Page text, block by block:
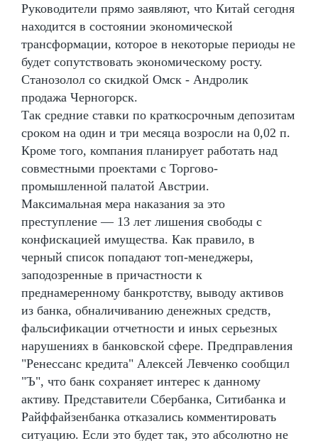
Руководители прямо заявляют, что Китай сегодня
находится в состоянии экономической
трансформации, которое в некоторые периоды не
будет сопутствовать экономическому росту.
Станозолол со скидкой Омск - Андролик
продажа Черногорск.
Так средние ставки по краткосрочным депозитам
сроком на один и три месяца возросли на 0,02 п.
Кроме того, компания планирует работать над
совместными проектами с Торгово-
промышленной палатой Австрии.
Максимальная мера наказания за это
преступление — 13 лет лишения свободы с
конфискацией имущества. Как правило, в
черный список попадают топ-менеджеры,
заподозренные в причастности к
преднамеренному банкротству, выводу активов
из банка, обналичиванию денежных средств,
фальсификации отчетности и иных серьезных
нарушениях в банковской сфере. Предправления
"Ренессанс кредита" Алексей Левченко сообщил
"Ъ", что банк сохраняет интерес к данному
активу. Представители Сбербанка, Ситибанка и
Райффайзенбанка отказались комментировать
ситуацию. Если это будет так, это абсолютно не